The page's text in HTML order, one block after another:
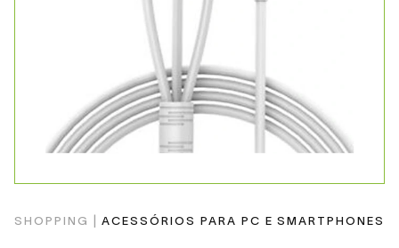
SHOPPING | ACESSÓRIOS PARA PC E SMARTPHONES